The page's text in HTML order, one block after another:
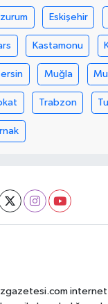
Eskişehir
Kastamonu
Muğla
Trabzon
internet